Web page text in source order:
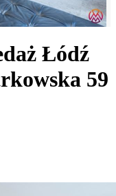
Łódź
59